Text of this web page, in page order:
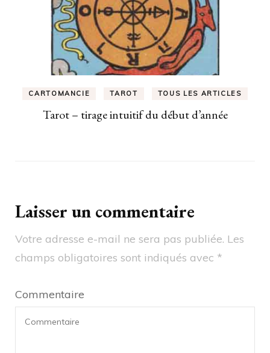
CARTOMANCIE TAROT TOUS LES ARTICLES
Tarot – tirage intuitif du début d’année
Laisser un commentaire
Votre adresse e-mail ne sera pas publiée. Les
champs obligatoires sont indiqués avec *
Commentaire